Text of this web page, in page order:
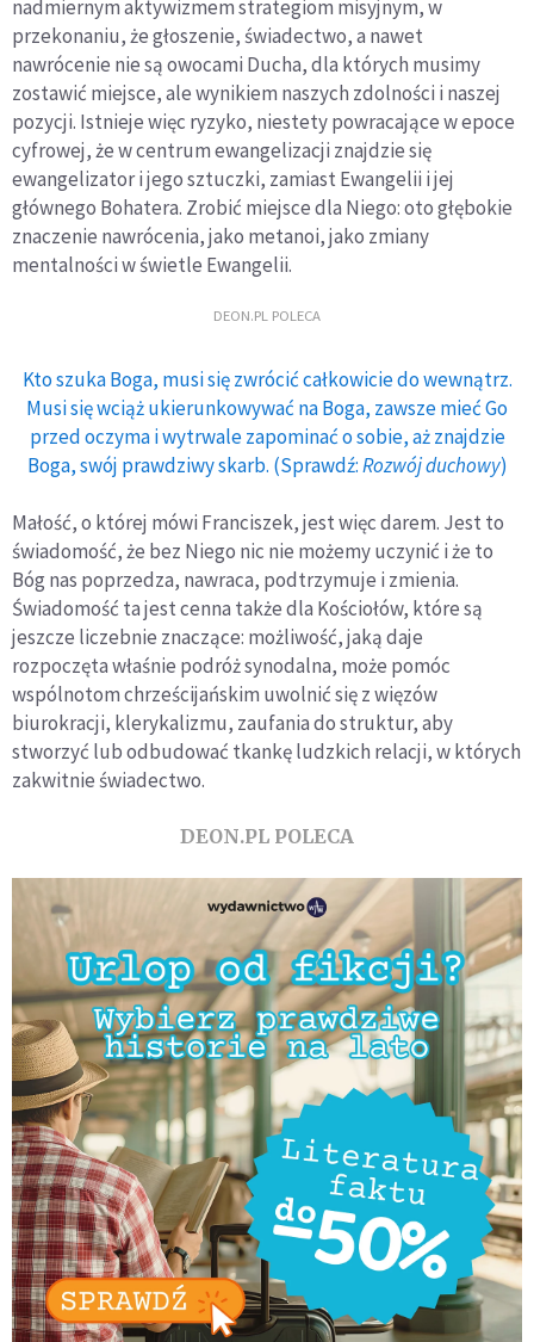
nadmiernym aktywizmem strategiom misyjnym, w
przekonaniu, że głoszenie, świadectwo, a nawet
nawrócenie nie są owocami Ducha, dla których musimy
zostawić miejsce, ale wynikiem naszych zdolności i naszej
pozycji. Istnieje więc ryzyko, niestety powracające w epoce
cyfrowej, że w centrum ewangelizacji znajdzie się
ewangelizator i jego sztuczki, zamiast Ewangelii i jej
głównego Bohatera. Zrobić miejsce dla Niego: oto głębokie
znaczenie nawrócenia, jako metanoi, jako zmiany
mentalności w świetle Ewangelii.
DEON.PL POLECA
Kto szuka Boga, musi się zwrócić całkowicie do wewnątrz.
Musi się wciąż ukierunkowywać na Boga, zawsze mieć Go
przed oczyma i wytrwale zapominać o sobie, aż znajdzie
Boga, swój prawdziwy skarb. (Sprawdź:Rozwój duchowy)
Małość, o której mówi Franciszek, jest więc darem. Jest to
świadomość, że bez Niego nic nie możemy uczynić i że to
Bóg nas poprzedza, nawraca, podtrzymuje i zmienia.
Świadomość ta jest cenna także dla Kościołów, które są
jeszcze liczebnie znaczące: możliwość, jaką daje
rozpoczęta właśnie podróż synodalna, może pomóc
wspólnotom chrześcijańskim uwolnić się z więzów
biurokracji, klerykalizmu, zaufania do struktur, aby
stworzyć lub odbudować tkankę ludzkich relacji, w których
zakwitnie świadectwo.
DEON.PL POLECA